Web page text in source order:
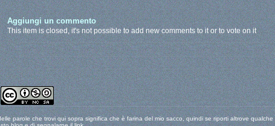
Aggiungi un commento
This item is closed, it's not possible to add new comments to it or to vote on it
parole che trovi qui sopra significa che è farina del mio sacco, quindi se riporti altrove